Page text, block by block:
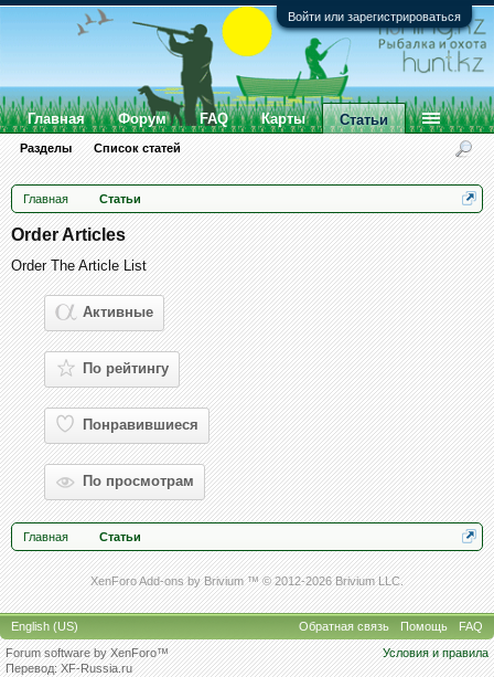
Войти или зарегистрироваться
Главная Статьи
Order Articles
Order The Article List
Активные
По рейтингу
Понравившиеся
По просмотрам
Главная Статьи
XenForo Add-ons by Brivium ™ © 2012-2026 Brivium LLC.
Главная Форум FAQ Карты Статьи
Разделы Список статей
English (US) Обратная связь Помощь
FAQ
Условия и правила
Forum software by XenForo™
Перевод:XF-Russia.ru